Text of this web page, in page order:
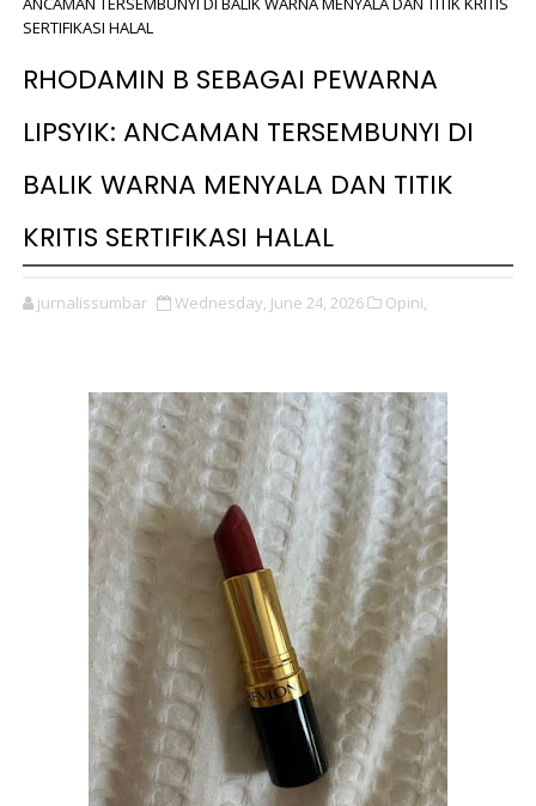
SERTIFIKASI HALAL
RHODAMIN B SEBAGAI PEWARNA
LIPSYIK: ANCAMAN TERSEMBUNYI DI
BALIK WARNA MENYALA DAN TITIK
KRITIS SERTIFIKASI HALAL
jurnalissumbar Wednesday, June 24, 2026 Opini,